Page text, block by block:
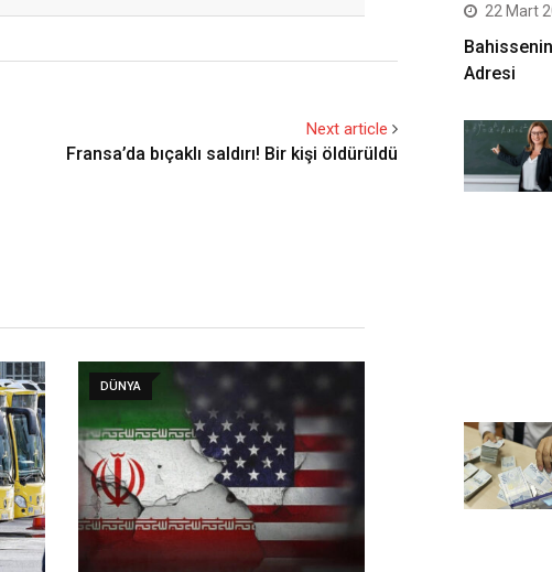
Next article
Fransa’da bıçaklı saldırı! Bir kişi öldürüldü
DÜNYA
22 Mart
Adresi